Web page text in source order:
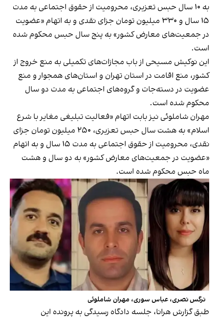
به ۱۰ سال حبس تعزیری، محرومیت از حقوق اجتماعی به مدت
۱۵ سال و ۳۳۰ میلیون تومان جزای نقدی و به اتهام «عضویت
در جمعیت‌های معارض کشور» به پنج سال حبس محکوم شده
است.
این نوکیش مسیحی از باب مجازات‌های تکمیلی به منع خروج از
کشور، منع اقامت در استان تهران و استان‌های همجوار و منع
عضویت در دسته‌جات و گروه‌های اجتماعی به مدت دو سال
محکوم شده است.
مهران شاملوئی نیز بابت اتهام «فعالیت تبلیغی مغایر با شرع
اسلام» به هشت سال حبس تعزیری، ۲۵۰ میلیون تومان جزای
نقدی، محرومیت از حقوق اجتماعی به مدت ۱۵ سال و به اتهام
«عضویت در جمعیت‌های معارض کشور» به دو سال و هشت
ماه حبس محکوم شده است.
نرگس نصری، عباس سوری، مهران شاملوئی
طبق گزارش هرانا، جلسه دادگاه رسیدگی به پرونده این